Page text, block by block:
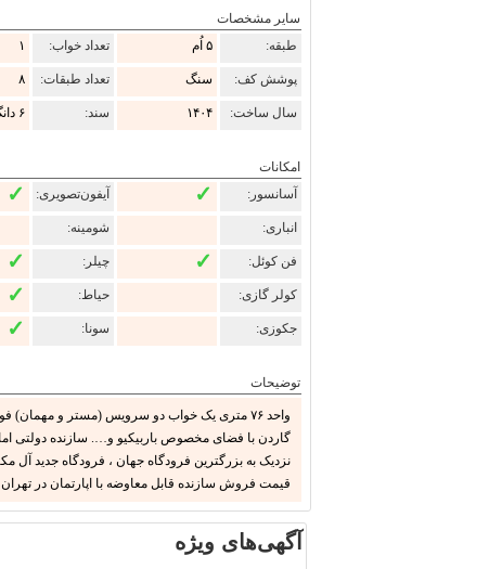
سایر مشخصات
طبقه:
۵ اُم تعداد خواب: ۱
پوشش کف: سنگ تعداد طبقات: ۸
سال ساخت: ۱۴۰۴ سند: ۶ دانگ
امکانات
آسانسور:
✓ آیفون‌تصویری: ✓
انباری: شومینه:
فن کوئل: ✓ چیلر: ✓
کولر گازی: حیاط: ✓
جکوزی: سونا: ✓
توضیحات
واحد ۷۶ متری یک خواب دو سرویس (مستر و
گاردن با فضای مخصوص باربیکیو و…. سازنده دولتی
قیمت فروش سازنده قابل معاوضه با اپارتمان در تهران
آگهی‌های ویژه